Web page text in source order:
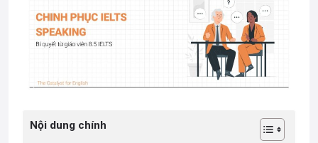
Nội dung chính